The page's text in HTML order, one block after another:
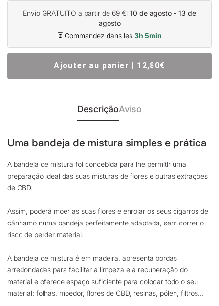
Envio GRATUITO a partir de 69 €: 10 de agosto - 13 de
agosto
⏳ Commandez dans les 3h 5min
Ajouter au panier | 12,80€
DescriçãoAviso
Uma bandeja de mistura simples e prática
A bandeja de mistura foi concebida para lhe permitir uma
preparação ideal das suas misturas de flores e outras extrações
de CBD.
Assim, poderá moer as suas flores e enrolar os seus cigarros de
cânhamo numa bandeja perfeitamente adaptada, sem correr o
risco de perder material.
A bandeja de mistura é em madeira, apresenta bordas
arredondadas para facilitar a limpeza e a recuperação do
material e oferece espaço suficiente para colocar todo o seu
material: folhas, moedor, flores de CBD, resinas, pólen, filtros...